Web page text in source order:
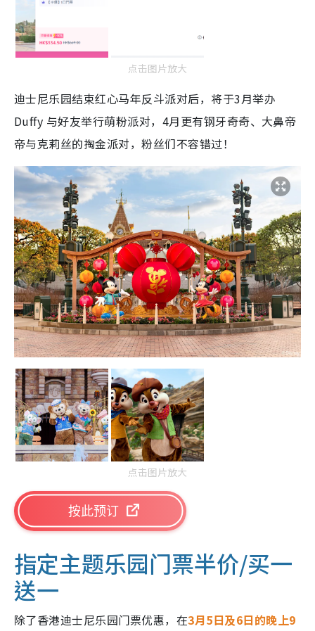
点击图片放大
迪士尼乐园结束红心马年反斗派对后，将于3月举办
Duffy 与好友举行萌粉派对，4月更有钢牙奇奇、大鼻帝
帝与克莉丝的掏金派对，粉丝们不容错过！
点击图片放大
按此预订
指定主题乐园门票半价/买一
送一
除了香港迪士尼乐园门票优惠，在3月5日及6日的晚上9